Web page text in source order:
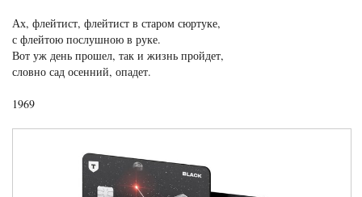
Ах, флейтист, флейтист в старом сюртуке,
с флейтою послушною в руке.
Вот уж день прошел, так и жизнь пройдет,
словно сад осенний, опадет.
1969